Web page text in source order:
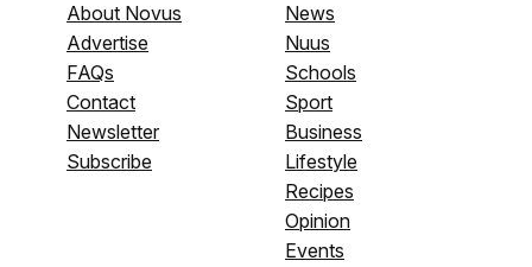
About Novus
Advertise
FAQs
Contact
Newsletter
Subscribe
News
Nuus
Schools
Sport
Business
Lifestyle
Recipes
Opinion
Events